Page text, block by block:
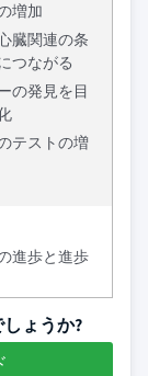
増加
臓関連の条
つながる
の発見を目
テストの増
進歩と進歩
ょうか?